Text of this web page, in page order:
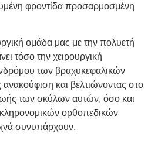
φροντίδα προσαρμοσμένη
ομάδα μας με την πολυετή
τόσο την χειρουργική
των βραχυκεφαλικών
και βελτιώνοντας στο
των σκύλων αυτών, όσο και
ορθοπεδικών
συνυπάρχουν.